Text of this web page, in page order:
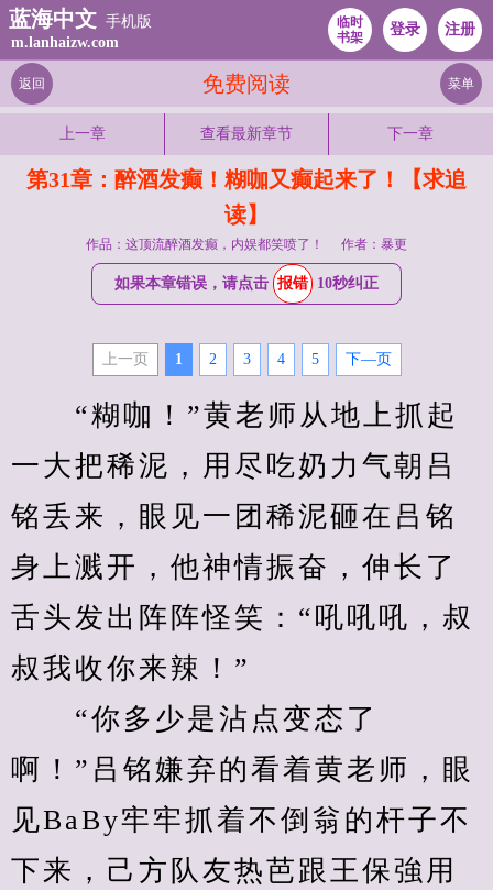
蓝海中文 手机版
m.lanhaizw.com
临时
书架
登录 注册
免费阅读
返回 菜单
上一章 查看最新章节 下一章
第31章：醉酒发癫！糊咖又癫起来了！【求追
读】
作品：这顶流醉酒发癫，内娱都笑喷了！ 作者：暴更
如果本章错误，请点击 报错 10秒纠正
上一页 1 2 3 4 5 下—页
“糊咖！”黄老师从地上抓起
一大把稀泥，用尽吃奶力气朝吕
铭丢来，眼见一团稀泥砸在吕铭
身上溅开，他神情振奋，伸长了
舌头发出阵阵怪笑：“吼吼吼，叔
叔我收你来辣！”
“你多少是沾点变态了
啊！”吕铭嫌弃的看着黄老师，眼
见BaBy牢牢抓着不倒翁的杆子不
下来，己方队友热芭跟王保強用